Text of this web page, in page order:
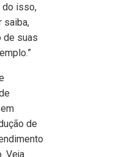
do isso,
saiba,
de suas
de
Veja